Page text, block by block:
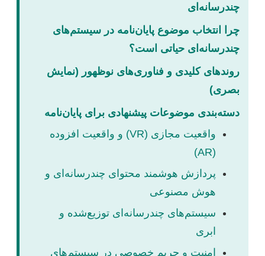
چندرسانه‌ای
چرا انتخاب موضوع پایان‌نامه در سیستم‌های
چندرسانه‌ای حیاتی است؟
روندهای کلیدی و فناوری‌های نوظهور (نمایش
بصری)
دسته‌بندی موضوعات پیشنهادی برای پایان‌نامه
واقعیت مجازی (VR) و واقعیت افزوده
(AR)
پردازش هوشمند محتوای چندرسانه‌ای و
هوش مصنوعی
سیستم‌های چندرسانه‌ای توزیع‌شده و
ابری
امنیت و حریم خصوصی در سیستم‌های